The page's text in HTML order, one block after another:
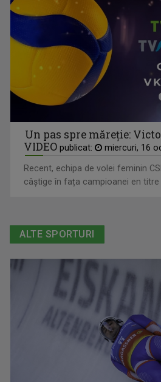
Un pas spre măreție:
VIDEO publicat: miercuri, 16
Recent, echipa de volei feminin
câștige în fața campioanei en titre
ALTE SPORTURI